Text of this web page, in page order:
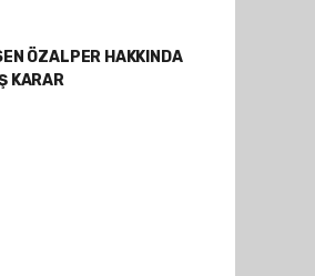
ÖZALPER HAKKINDA
KARAR